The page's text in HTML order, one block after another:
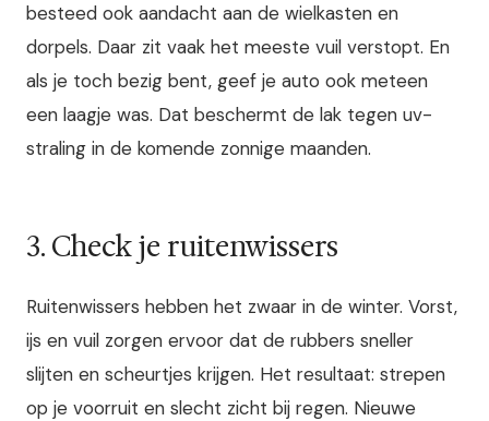
besteed ook aandacht aan de wielkasten en
dorpels. Daar zit vaak het meeste vuil verstopt. En
als je toch bezig bent, geef je auto ook meteen
een laagje was. Dat beschermt de lak tegen uv-
straling in de komende zonnige maanden.
3. Check je ruitenwissers
Ruitenwissers hebben het zwaar in de winter. Vorst,
ijs en vuil zorgen ervoor dat de rubbers sneller
slijten en scheurtjes krijgen. Het resultaat: strepen
op je voorruit en slecht zicht bij regen. Nieuwe